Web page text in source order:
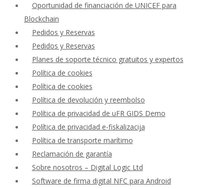
Oportunidad de financiación de UNICEF para
Blockchain
Pedidos y Reservas
Pedidos y Reservas
Planes de soporte técnico gratuitos y expertos
Política de cookies
Política de cookies
Política de devolución y reembolso
Política de privacidad de uFR GIDS Demo
Política de privacidad e-fiskalizacija
Política de transporte marítimo
Reclamación de garantía
Sobre nosotros – Digital Logic Ltd
Software de firma digital NFC para Android